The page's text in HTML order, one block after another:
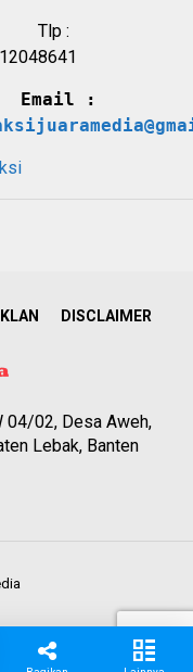
:
Email :
DISCLAIMER
04/02, Desa Aweh,
Lebak, Banten